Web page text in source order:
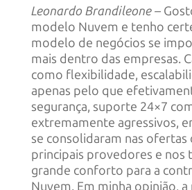
Leonardo Brandileone –
modelo Nuvem e tenho
modelo de negócios se
mais dentro das empresas.
como flexibilidade,
apenas pelo que
segurança, suporte 24×7
extremamente agressivos,
se consolidaram nas ofertas
principais provedores e nos
grande conforto para a
Nuvem. Em minha opinião,